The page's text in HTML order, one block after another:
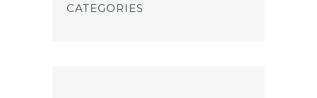
CATEGORIES